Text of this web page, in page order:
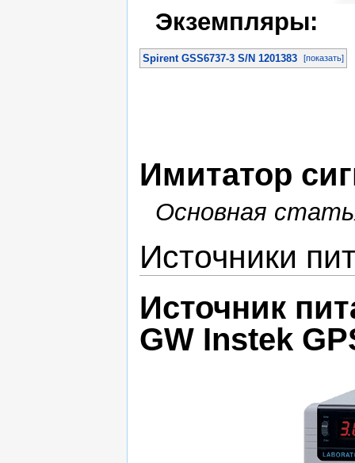
Экземпляры:
[показать]
Spirent GSS6737-3 S/N 1201383
Имитатор
Основная
Источники
Источник
GW Instek